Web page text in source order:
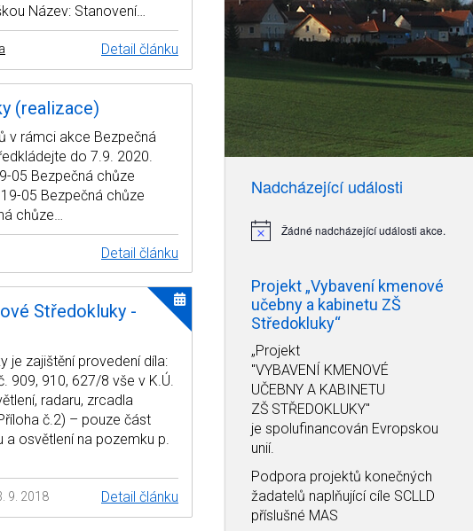
Název: Stanovení…
Detail článku
(realizace)
v rámci akce Bezpečná
do 7.9. 2020.
05 Bezpečná chůze
05 Bezpečná chůze
chůze…
Detail článku
Středokluky -
je zajištění provedení díla:
909, 910, 627/8 vše v K.Ú.
radaru, zrcadla
č.2) – pouze část
a osvětlení na pozemku p.
9. 2018 Detail článku
Nadcházející události
Notice Žádné nadcházející události akce.
Projekt „Vybavení kmenové
učebny a kabinetu ZŠ
Středokluky“
„Projekt
"VYBAVENÍ KMENOVÉ
UČEBNY A KABINETU
ZŠ STŘEDOKLUKY"
je spolufinancován Evropskou
unií.
Podpora projektů konečných
žadatelů naplňující cíle SCLLD
příslušné MAS